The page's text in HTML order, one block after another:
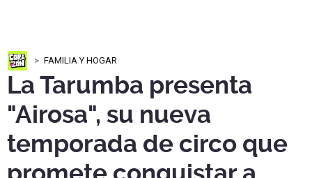
FAMILIA Y HOGAR
La Tarumba presenta
"Airosa", su nueva
temporada de circo que